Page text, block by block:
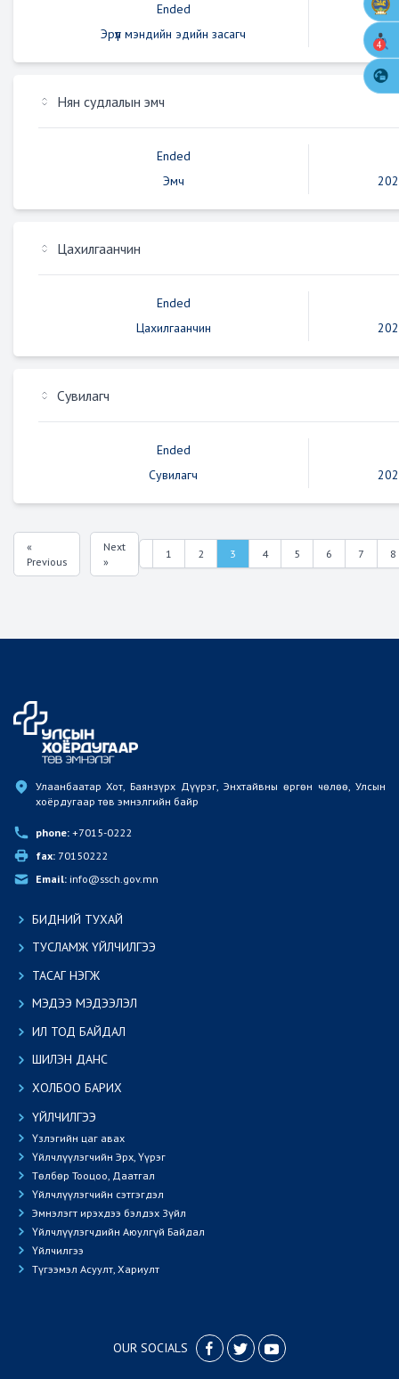
Ended
Эрүүл мэндийн эдийн засагч
Нян судлалын эмч
Ended
Эмч
Цахилгаанчин
Ended
Цахилгаанчин
Сувилагч
Ended
Сувилагч
«
Previous
Next
»
1 2 3 4 5 6 7 8
Улаанбаатар Хот, Баянзүрх Дүүрэг, Энхтайвны өргөн чөлөө, Улсын
хоёрдугаар төв эмнэлгийн байр
phone: +7015-0222
fax: 70150222
Email: info@ssch.gov.mn
БИДНИЙ ТУХАЙ
ТУСЛАМЖ ҮЙЛЧИЛГЭЭ
ТАСАГ НЭГЖ
МЭДЭЭ МЭДЭЭЛЭЛ
ИЛ ТОД БАЙДАЛ
ШИЛЭН ДАНС
ХОЛБОО БАРИХ
ҮЙЛЧИЛГЭЭ
Үзлэгийн цаг авах
Үйлчлүүлэгчийн Эрх, Үүрэг
Төлбөр Тооцоо, Даатгал
Үйлчлүүлэгчийн сэтгэгдэл
Эмнэлэгт ирэхдээ бэлдэх Зүйл
Үйлчлүүлэгчдийн Аюулгүй Байдал
Үйлчилгээ
Түгээмэл Асуулт, Хариулт
OUR SOCIALS
4